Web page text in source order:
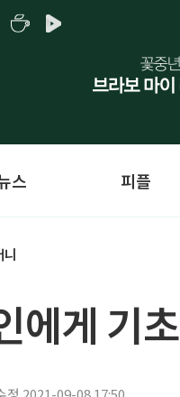
스 피플
니
에게 기